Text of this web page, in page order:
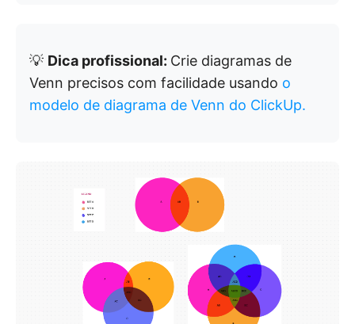
💡 Dica profissional: Crie diagramas de
Venn precisos com facilidade usando o
modelo de diagrama de Venn do ClickUp.